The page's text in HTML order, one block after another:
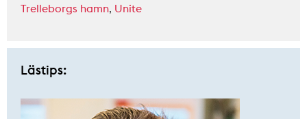
Trelleborgs hamn, Unite
Lästips: